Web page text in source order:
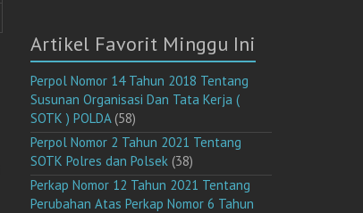
Artikel Favorit Minggu Ini
Perpol Nomor 14 Tahun 2018 Tentang
Susunan Organisasi Dan Tata Kerja (
SOTK ) POLDA(58)
Perpol Nomor 2 Tahun 2021 Tentang
SOTK Polres dan Polsek (38)
Perkap Nomor 12 Tahun 2021 Tentang
Perubahan Atas Perkap Nomor 6 Tahun